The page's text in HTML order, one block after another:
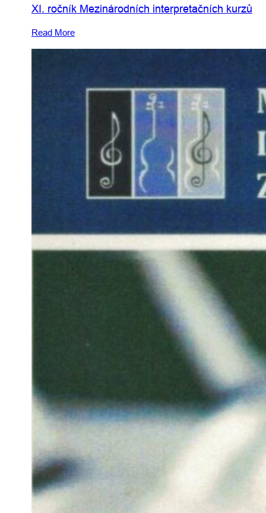
XI. ročník Mezinárodních interpretačních kurzů
Read More